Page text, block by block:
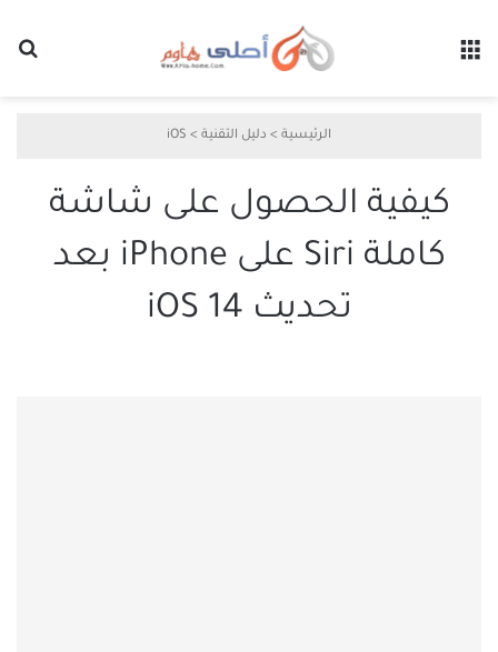
الرئيسية > دليل التقنية >
iOS
كيفية الحصول على شاشة
كاملة Siri على iPhone بعد
تحديث iOS 14